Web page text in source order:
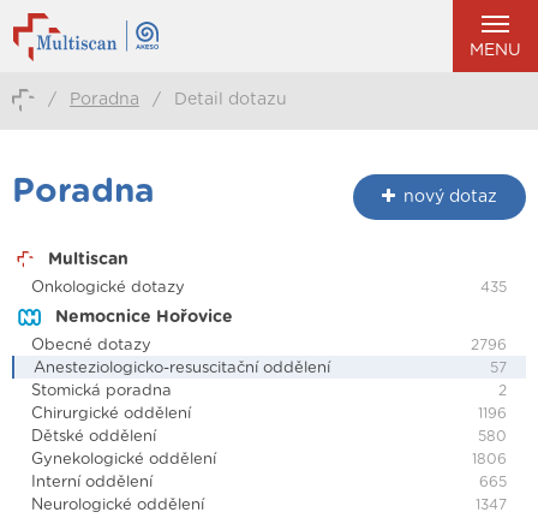
MENU
/ Poradna / Detail dotazu
Poradna nový dotaz
Multiscan
Onkologické dotazy 435
Nemocnice Hořovice
Obecné dotazy 2796
Anesteziologicko-resuscitační oddělení 57
Stomická poradna 2
Chirurgické oddělení 1196
Dětské oddělení 580
Gynekologické oddělení 1806
Interní oddělení 665
Neurologické oddělení 1347